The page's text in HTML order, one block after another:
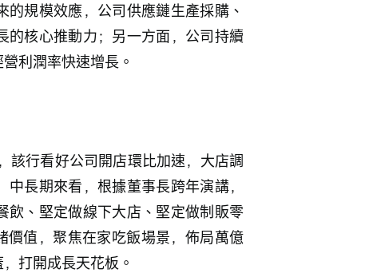
規模效應，公司供應鏈生產採購、
核心推動力；另一方面，公司持續
利潤率快速增長。
該行看好公司開店環比加速，大店調
長期來看，根據董事長跨年演講，
飲、堅定做線下大店、堅定做制販零
價值，聚焦在家吃飯場景，佈局萬億
打開成長天花板。